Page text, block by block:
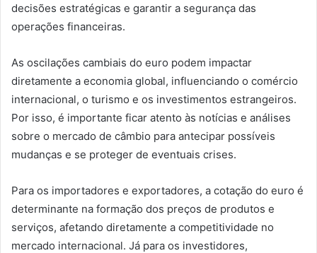
decisões estratégicas e garantir a segurança das
operações financeiras.
As oscilações cambiais do euro podem impactar
diretamente a economia global, influenciando o comércio
internacional, o turismo e os investimentos estrangeiros.
Por isso, é importante ficar atento às notícias e análises
sobre o mercado de câmbio para antecipar possíveis
mudanças e se proteger de eventuais crises.
Para os importadores e exportadores, a cotação do euro é
determinante na formação dos preços de produtos e
serviços, afetando diretamente a competitividade no
mercado internacional. Já para os investidores,